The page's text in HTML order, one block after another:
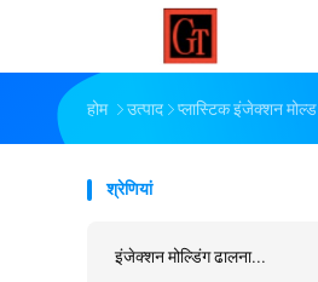
होम उत्पाद प्लास्टिक इंजेक्शन मोल्ड
श्रेणियां
इंजेक्शन मोल्डिंग ढालना...